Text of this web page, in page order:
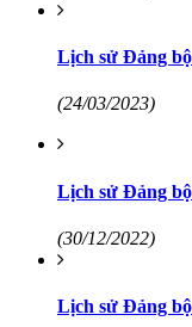
Lịch sử Đảng
(24/03/2023)
Lịch sử Đảng
(30/12/2022)
Lịch sử Đảng